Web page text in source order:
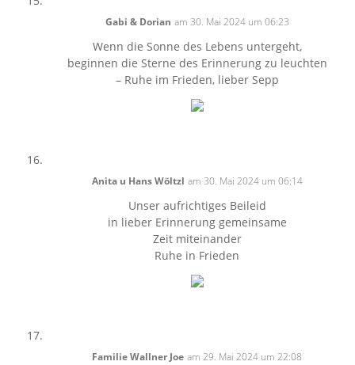
Gabi & Dorian am 30. Mai 2024 um 06:23
Wenn die Sonne des Lebens untergeht,
beginnen die Sterne des Erinnerung zu leuchten
– Ruhe im Frieden, lieber Sepp
Anita u Hans Wöltzl am 30. Mai 2024 um 06:14
Unser aufrichtiges Beileid
in lieber Erinnerung gemeinsame
Zeit miteinander
Ruhe in Frieden
Familie Wallner Joe am 29. Mai 2024 um 22:08